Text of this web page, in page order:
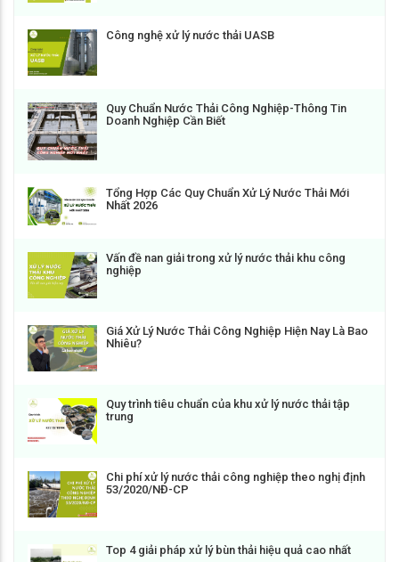
Công nghệ xử lý nước thải UASB
Quy Chuẩn Nước Thải Công Nghiệp-Thông Tin
Doanh Nghiệp Cần Biết
Tổng Hợp Các Quy Chuẩn Xử Lý Nước Thải Mới
Nhất 2026
Vấn đề nan giải trong xử lý nước thải khu công
nghiệp
Giá Xử Lý Nước Thải Công Nghiệp Hiện Nay Là Bao
Nhiêu?
Quy trình tiêu chuẩn của khu xử lý nước thải tập
trung
Chi phí xử lý nước thải công nghiệp theo nghị định
53/2020/NĐ-CP
Top 4 giải pháp xử lý bùn thải hiệu quả cao nhất